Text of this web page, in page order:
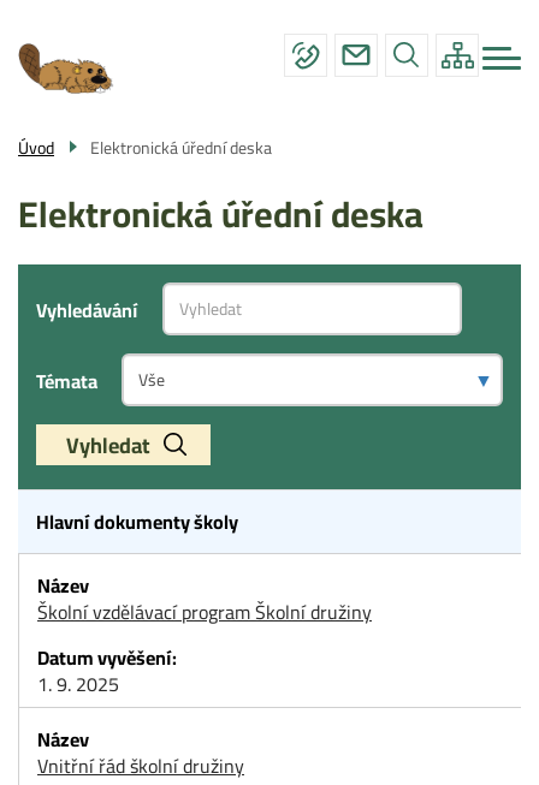
hlavnímu
navigace
MATEŘSKÁ ŠKOLA
KONTAKTY
Úvod Elektronická úřední deska
Elektronická úřední deska
Vyhledávání
Témata
Vyhledat
Hlavní dokumenty školy
Školní vzdělávací program Školní družiny
1. 9. 2025
Vnitřní řád školní družiny